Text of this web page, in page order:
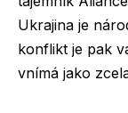
Ukrajina je
konflikt je pak
vnímá jako